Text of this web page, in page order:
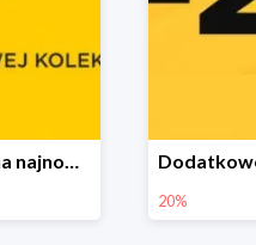
Sezonowa wyprzedaż na najnowszą kolekcję do -50%
20%